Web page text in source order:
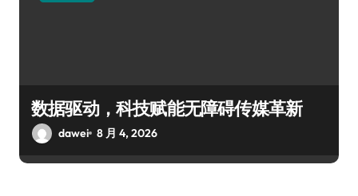
数据驱动，科技赋能无障碍传媒革新
dawei 8 月 4, 2026